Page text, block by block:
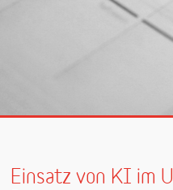
Einsatz von KI im